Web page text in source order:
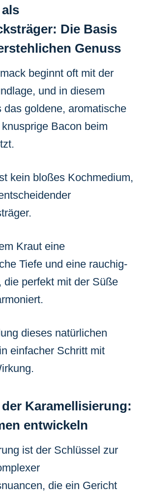
Die Basis
Genuss
beginnt oft mit der
und in diesem
das goldene, aromatische
Bacon beim
kein bloßes Kochmedium,
Kraut eine
Tiefe und eine rauchig-
die perfekt mit der Süße
dieses natürlichen
einfacher Schritt mit
der Karamellisierung:
entwickeln
ist der Schlüssel zur
die ein Gericht